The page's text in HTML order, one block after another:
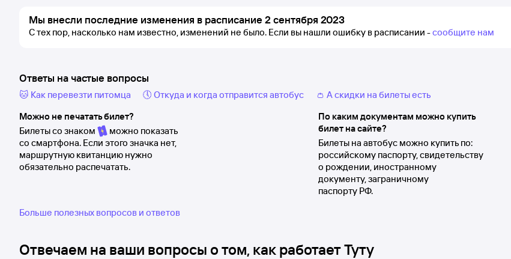
Мы внесли последние изменения в расписание 2 сентября 2023
С тех пор, насколько нам известно, изменений не было. Если вы нашли ошибку в расписании -сообщите нам
Ответы на частые вопросы
🐱 Как перевезти питомца 🕔 Откуда и когда отправится автобус
👛 А скидки на билеты есть
Можно не печатать билет?
Билеты со знаком
можно показать
со смартфона. Если этого значка нет,
маршрутную квитанцию нужно
обязательно распечатать.
По каким документам можно купить
билет на сайте?
Билеты на автобус можно купить по:
российскому паспорту, свидетельству
о рождении, иностранному
документу, заграничному
паспорту РФ.
Больше полезных вопросов и ответов
Отвечаем на ваши вопросы о том, как работает Туту